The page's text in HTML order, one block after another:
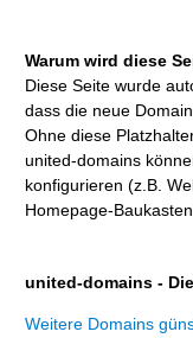
Warum wird diese
Diese Seite wurde
dass die neue
Ohne diese
united-domains
konfigurieren (z.B.
Homepage-
united-domains -
Weitere Domains